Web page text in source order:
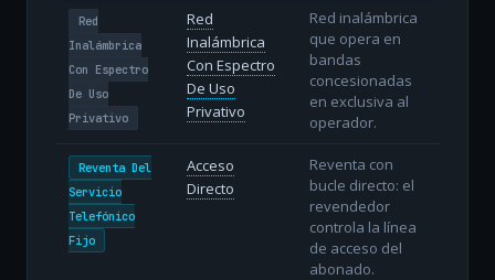
Red
Inalámbrica
Con Espectro
De Uso
Privativo
Red
Inalámbrica
Con Espectro
De Uso
Privativo
Red inalámbrica
que opera en
bandas
concesionadas
en exclusiva al
operador.
Reventa Del
Servicio
Telefónico
Fijo
Acceso
Directo
Reventa con
bucle directo: el
revendedor
controla la línea
de acceso del
abonado.